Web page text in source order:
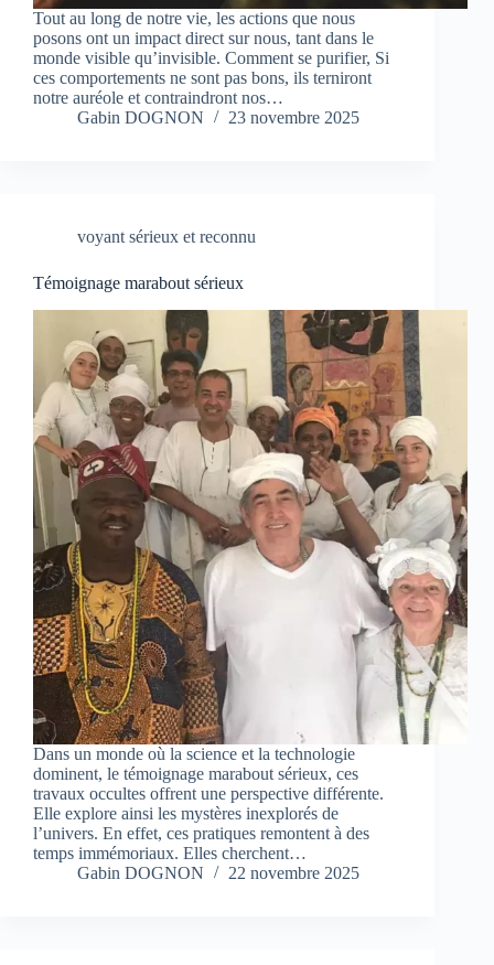
Tout au long de notre vie, les actions que nous
posons ont un impact direct sur nous, tant dans le
monde visible qu’invisible. Comment se purifier, Si
ces comportements ne sont pas bons, ils terniront
notre auréole et contraindront nos…
Gabin DOGNON
23 novembre 2025
voyant sérieux et reconnu
Témoignage marabout sérieux
Dans un monde où la science et la technologie
dominent, le témoignage marabout sérieux, ces
travaux occultes offrent une perspective différente.
Elle explore ainsi les mystères inexplorés de
l’univers. En effet, ces pratiques remontent à des
temps immémoriaux. Elles cherchent…
Gabin DOGNON
22 novembre 2025